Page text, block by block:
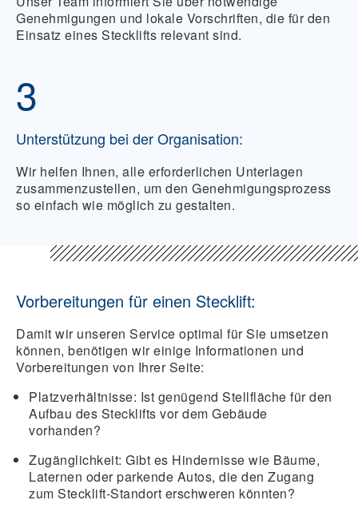
Genehmigungen und lokale Vorschriften, die für den
Einsatz eines Stecklifts relevant sind.
3
Unterstützung bei der Organisation:
Wir helfen Ihnen, alle erforderlichen Unterlagen
zusammenzustellen, um den Genehmigungsprozess
so einfach wie möglich zu gestalten.
Vorbereitungen für einen Stecklift:
Damit wir unseren Service optimal für Sie umsetzen
können, benötigen wir einige Informationen und
Vorbereitungen von Ihrer Seite:
Platzverhältnisse: Ist genügend Stellfläche für den
Aufbau des Stecklifts vor dem Gebäude
vorhanden?
Zugänglichkeit: Gibt es Hindernisse wie Bäume,
Laternen oder parkende Autos, die den Zugang
zum Stecklift-Standort erschweren könnten?